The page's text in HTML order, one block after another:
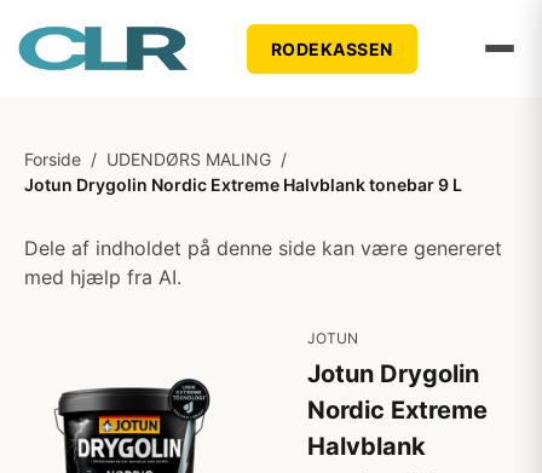
RODEKASSEN
Forside / UDENDØRS MALING /
Jotun Drygolin Nordic Extreme Halvblank tonebar 9 L
Dele af indholdet på denne side kan være genereret
med hjælp fra AI.
JOTUN
Jotun Drygolin
Nordic Extreme
Halvblank